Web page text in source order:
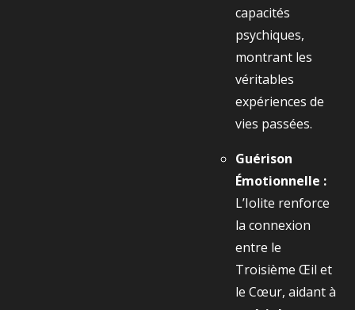
capacités
psychiques,
montrant les
véritables
expériences de
vies passées.
Guérison
Émotionnelle :
L’Iolite renforce
la connexion
entre le
Troisième Œil et
le Cœur, aidant à